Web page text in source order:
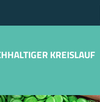
KREISLAUF